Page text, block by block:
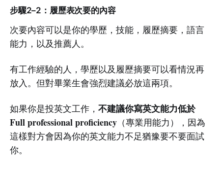
步驟2–2：履歷表次要的內容
次要內容可以是你的學歷，技能，履歷摘要，語言
能力，以及推薦人。
有工作經驗的人，學歷以及履歷摘要可以看情況再
放入。但對畢業生會強烈建議必放這兩項。
如果你是投英文工作， 不建議你寫英文能力低於
Full professional proficiency （專業用能力），因為
這樣對方會因為你的英文能力不足猶豫要不要面試
你。